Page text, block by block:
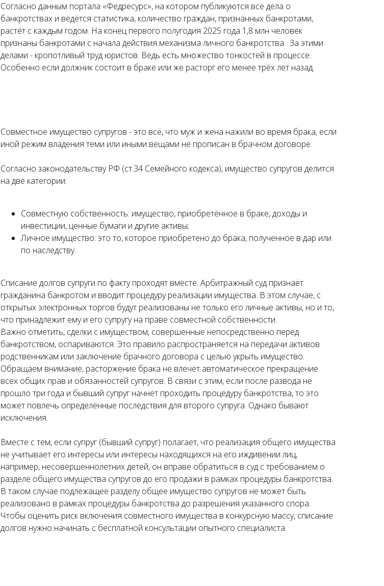
Согласно данным портала «Федресурс», на котором публикуются все дела о
банкротствах и ведётся статистика, количество граждан, признанных банкротами,
растёт с каждым годом. На конец первого полугодия 2025 года 1,8 млн человек
признаны банкротами с начала действия механизма личного банкротства. За этими
делами - кропотливый труд юристов. Ведь есть множество тонкостей в процессе.
Особенно если должник состоит в браке или же расторг его менее трёх лет назад.
Совместное имущество супругов - это всё, что муж и жена нажили во время брака, если
иной режим владения теми или иными вещами не прописан в брачном договоре.
Согласно законодательству РФ (ст.34 Семейного кодекса), имущество супругов делится
на две категории:
Совместную собственность: имущество, приобретённое в браке, доходы и
инвестиции, ценные бумаги и другие активы;
Личное имущество: это то, которое приобретено до брака, полученное в дар или
по наследству.
Списание долгов супруги по факту проходят вместе. Арбитражный суд признаёт
гражданина банкротом и вводит процедуру реализации имущества. В этом случае, с
открытых электронных торгов будут реализованы не только его личные активы, но и то,
что принадлежит ему и его супругу на праве совместной собственности.
Важно отметить, сделки с имуществом, совершенные непосредственно перед
банкротством, оспариваются. Это правило распространяется на передачи активов
родственникам или заключение брачного договора с целью укрыть имущество.
Обращаем внимание, расторжение брака не влечёт автоматическое прекращение
всех общих прав и обязанностей супругов. В связи с этим, если после развода не
прошло три года и бывший супруг начнёт проходить процедуру банкротства, то это
может повлечь определённые последствия для второго супруга. Однако бывают
исключения.
Вместе с тем, если супруг (бывший супруг) полагает, что реализация общего имущества
не учитывает его интересы или интересы находящихся на его иждивении лиц,
например, несовершеннолетних детей, он вправе обратиться в суд с требованием о
разделе общего имущества супругов до его продажи в рамках процедуры банкротства.
В таком случае подлежащее разделу общее имущество супругов не может быть
реализовано в рамках процедуры банкротства до разрешения указанного спора.
Чтобы оценить риск включения совместного имущества в конкурсную массу, списание
долгов нужно начинать с бесплатной консультации опытного специалиста.